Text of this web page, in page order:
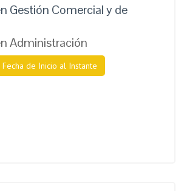
Gestión Comercial y de
Administración
de Inicio al Instante